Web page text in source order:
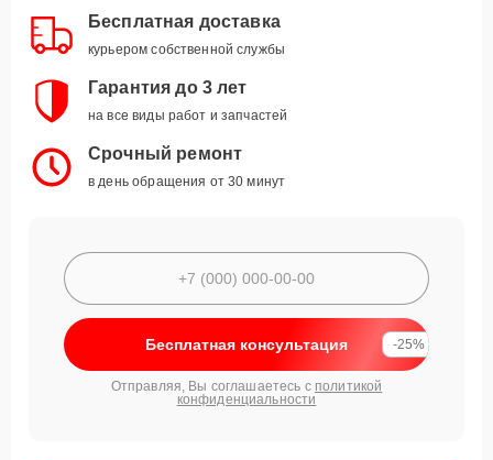
Бесплатная доставка
курьером собственной службы
Гарантия до 3 лет
на все виды работ и запчастей
Срочный ремонт
в день обращения от 30 минут
Бесплатная консультация -25%
Отправляя, Вы соглашаетесь с политикой
конфиденциальности